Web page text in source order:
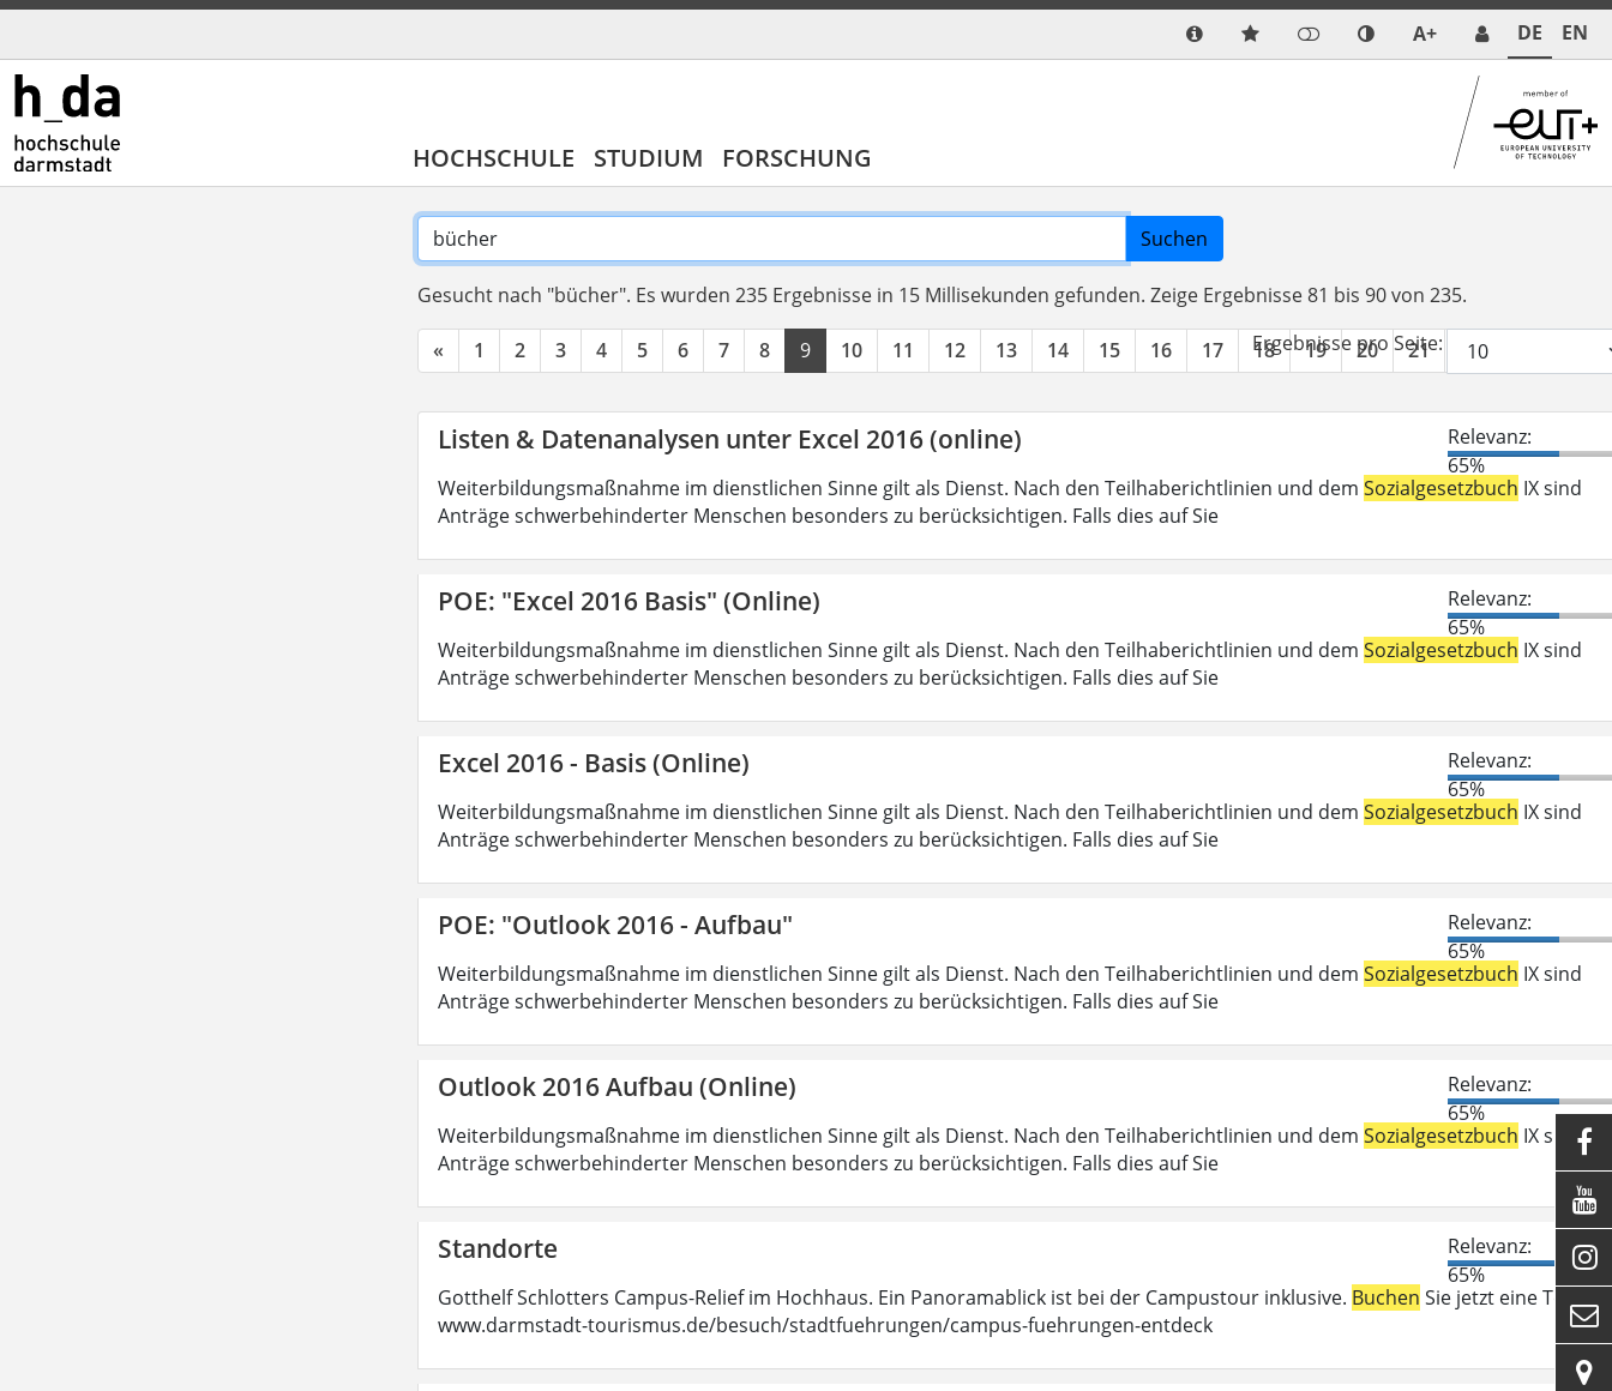
A+ DE EN
HOCHSCHULE STUDIUM FORSCHUNG
Suchen
Gesucht nach "bücher". Es wurden 235 Ergebnisse in 15 Millisekunden gefunden. Zeige Ergebnisse 81 bis 90 von 235.
« 1 2 3 4 5 6 7 8 9 10 11 12 13 14 15 16 17 18 19 20 21 22
Ergebnisse pro Seite:
Listen & Datenanalysen unter Excel 2016 (online)
Relevanz:
65%
Weiterbildungsmaßnahme im dienstlichen Sinne gilt als Dienst. Nach den Teilhaberichtlinien und dem Sozialgesetzbuch IX sind
Anträge schwerbehinderter Menschen besonders zu berücksichtigen. Falls dies auf Sie
POE: "Excel 2016 Basis" (Online)
Relevanz:
65%
Weiterbildungsmaßnahme im dienstlichen Sinne gilt als Dienst. Nach den Teilhaberichtlinien und dem Sozialgesetzbuch IX sind
Anträge schwerbehinderter Menschen besonders zu berücksichtigen. Falls dies auf Sie
Excel 2016 - Basis (Online)
Relevanz:
65%
Weiterbildungsmaßnahme im dienstlichen Sinne gilt als Dienst. Nach den Teilhaberichtlinien und dem Sozialgesetzbuch IX sind
Anträge schwerbehinderter Menschen besonders zu berücksichtigen. Falls dies auf Sie
POE: "Outlook 2016 - Aufbau"
Relevanz:
65%
Weiterbildungsmaßnahme im dienstlichen Sinne gilt als Dienst. Nach den Teilhaberichtlinien und dem Sozialgesetzbuch IX sind
Anträge schwerbehinderter Menschen besonders zu berücksichtigen. Falls dies auf Sie
Outlook 2016 Aufbau (Online)
Relevanz:
65%
Weiterbildungsmaßnahme im dienstlichen Sinne gilt als Dienst. Nach den Teilhaberichtlinien und dem Sozialgesetzbuch IX sind
Anträge schwerbehinderter Menschen besonders zu berücksichtigen. Falls dies auf Sie
Standorte
Relevanz:
65%
Gotthelf Schlotters Campus-Relief im Hochhaus. Ein Panoramablick ist bei der Campustour inklusive. Buchen Sie jetzt eine Tour:
www.darmstadt-tourismus.de/besuch/stadtfuehrungen/campus-fuehrungen-entdeck




